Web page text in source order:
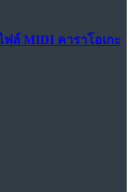
ฟล์ MIDI คาราโอเกะ